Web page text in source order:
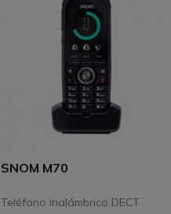
SNOM M70
Teléfono inalámbrico DECT